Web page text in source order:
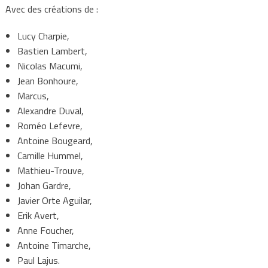
Avec des créations de :
Lucy Charpie,
Bastien Lambert,
Nicolas Macumi,
Jean Bonhoure,
Marcus,
Alexandre Duval,
Roméo Lefevre,
Antoine Bougeard,
Camille Hummel,
Mathieu-Trouve,
Johan Gardre,
Javier Orte Aguilar,
Erik Avert,
Anne Foucher,
Antoine Timarche,
Paul Lajus.